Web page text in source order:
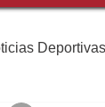
Deportivas